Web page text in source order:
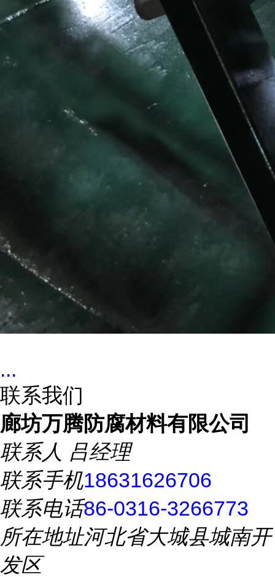
...
联系我们
廊坊万腾防腐材料有限公司
联系人 吕经理
联系手机18631626706
联系电话86-0316-3266773
所在地址河北省大城县城南开
发区